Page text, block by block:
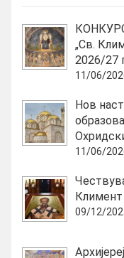
„Св.
2026/27
11/06/
Нов
11/06/
Климент
09/12/